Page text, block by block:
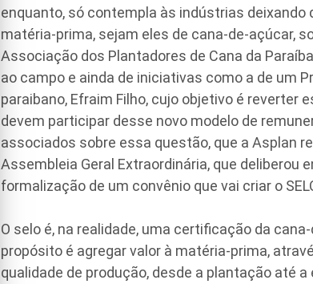
enquanto, só contempla às indústrias
matéria-prima, sejam eles de cana-de-açúcar,
Associação dos Plantadores de Cana da
ao campo e ainda de iniciativas como a de um
paraibano, Efraim Filho, cujo objetivo é reverter
devem participar desse novo modelo de
associados sobre essa questão, que a Asplan
Assembleia Geral Extraordinária, que deliberou
formalização de um convênio que vai criar o
O selo é, na realidade, uma certificação da
propósito é agregar valor à matéria-prima,
qualidade de produção, desde a plantação até